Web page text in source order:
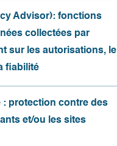
Advisor): fonctions
collectées par
sur les autorisations, le
fiabilité
: protection contre des
et/ou les sites